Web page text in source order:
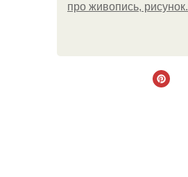
про живопись, рисунок.